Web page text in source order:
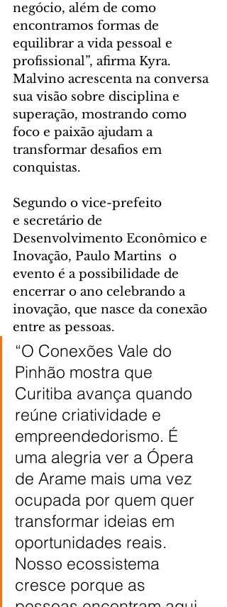
negócio, além de como
encontramos formas de
equilibrar a vida pessoal e
profissional”, afirma Kyra.
Malvino acrescenta na conversa
sua visão sobre disciplina e
superação, mostrando como
foco e paixão ajudam a
transformar desafios em
conquistas.
Segundo o vice-prefeito
e secretário de
Desenvolvimento Econômico e
Inovação, Paulo Martins  o
evento é a possibilidade de
encerrar o ano celebrando a
inovação, que nasce da conexão
entre as pessoas.
“O Conexões Vale do
Pinhão mostra que
Curitiba avança quando
reúne criatividade e
empreendedorismo. É
uma alegria ver a Ópera
de Arame mais uma vez
ocupada por quem quer
transformar ideias em
oportunidades reais.
Nosso ecossistema
cresce porque as